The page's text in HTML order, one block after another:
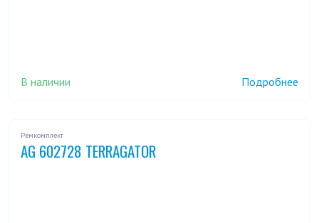
В наличии Подробнее
Ремкомплект
AG 602728 TERRAGATOR